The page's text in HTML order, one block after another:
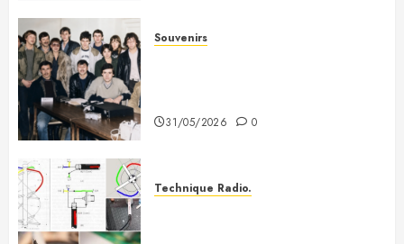
Souvenirs
31/05/2026 0
Technique Radio.